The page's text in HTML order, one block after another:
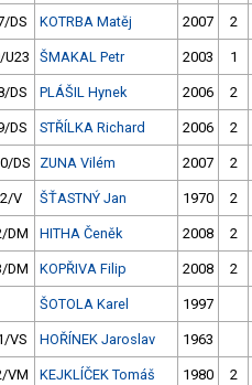
DS KOTRBA Matěj 2007 2
U23 ŠMAKAL Petr 2003 1
DS PLÁŠIL Hynek 2006 2
DS STŘÍLKA Richard 2006 2
DS ZUNA Vilém 2007 2
2/V ŠŤASTNÝ Jan 1970 2
DM HITHA Čeněk 2008 2
DM KOPŘIVA Filip 2008 2
ŠOTOLA Karel 1997
VS HOŘÍNEK Jaroslav 1963
VM KEJKLÍČEK Tomáš 1980 2